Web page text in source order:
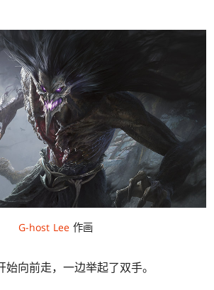
G-host Lee 作画
向前走，一边举起了双手。